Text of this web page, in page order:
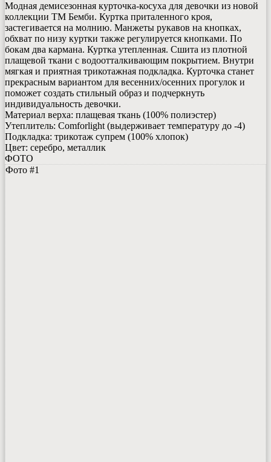
Модная демисезонная курточка-косуха для девочки из новой
коллекции ТМ Бемби. Куртка приталенного кроя,
застегивается на молнию. Манжеты рукавов на кнопках,
обхват по низу куртки также регулируется кнопками. По
бокам два кармана. Куртка утепленная. Сшита из плотной
плащевой ткани с водоотталкивающим покрытием. Внутри
мягкая и приятная трикотажная подкладка. Курточка станет
прекрасным вариантом для весенних/осенних прогулок и
поможет создать стильный образ и подчеркнуть
индивидуальность девочки.
Материал верха: плащевая ткань (100% полиэстер)
Утеплитель: Comforlight (выдерживает температуру до -4)
Подкладка: трикотаж супрем (100% хлопок)
Цвет: серебро, металлик
ФОТО
Фото #1